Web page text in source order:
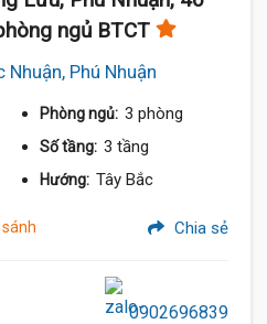
ngủ BTCT
Phú Nhuận
Phòng ngủ: 3 phòng
Số tầng: 3 tầng
Hướng: Tây Bắc
Chia sẻ
0902696839